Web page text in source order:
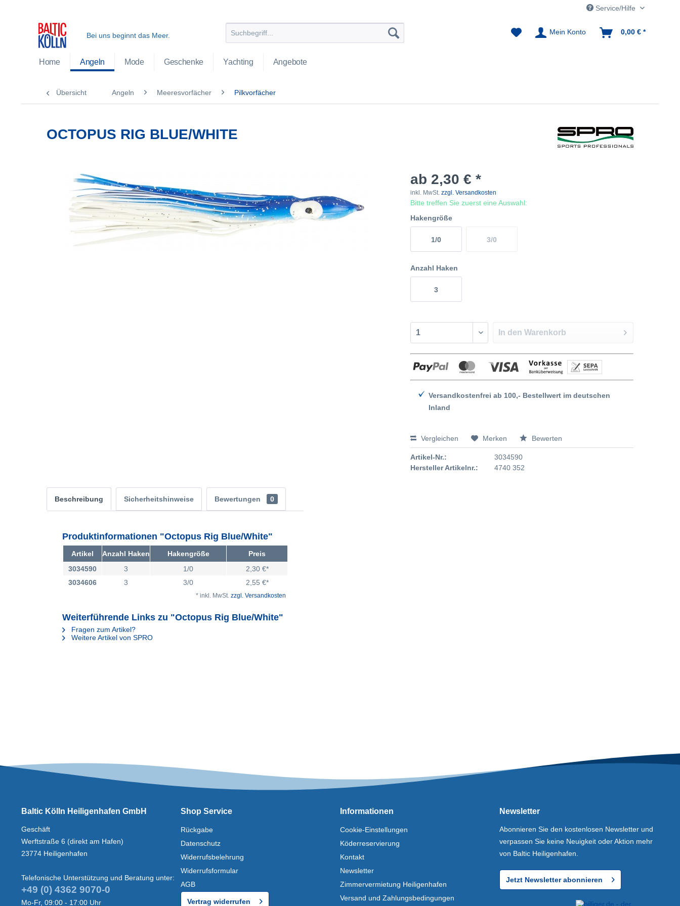
Service/Hilfe
Bei uns beginnt das Meer. Mein Konto 0,00 € *
Home Angeln Mode Geschenke Yachting Angebote
Übersicht Angeln Meeresvorfächer Pilkvorfächer
OCTOPUS RIG BLUE/WHITE
ab 2,30 € *
inkl. MwSt.zzgl. Versandkosten
Bitte treffen Sie zuerst eine Auswahl:
Hakengröße
1/0 3/0
Anzahl Haken
3
In den Warenkorb
Versandkostenfrei ab 100,- Bestellwert im deutschen
Inland
Vergleichen Merken Bewerten
Artikel-Nr.:
3034590
Hersteller Artikelnr.:
4740 352
Beschreibung Sicherheitshinweise Bewertungen 0
Produktinformationen "Octopus Rig Blue/White"
Artikel Anzahl Haken Hakengröße
Preis
3034590
3 1/0
2,30 €*
3034606
3 3/0 2,55 €*
* inkl. MwSt. zzgl. Versandkosten
Weiterführende Links zu "Octopus Rig Blue/White"
Fragen zum Artikel?
Weitere Artikel von SPRO
Baltic Kölln Heiligenhafen GmbH
Geschäft
Werftstraße 6 (direkt am Hafen)
23774 Heiligenhafen
Telefonische Unterstützung und Beratung unter:
+49 (0) 4362 9070-0
Mo-Fr, 09:00 - 17:00 Uhr
Shop Service
Rückgabe
Datenschutz
Widerrufsbelehrung
Widerrufsformular
AGB
Vertrag widerrufen
Informationen
Cookie-Einstellungen
Köderreservierung
Kontakt
Newsletter
Zimmervermietung Heiligenhafen
Versand und Zahlungsbedingungen
Newsletter
Abonnieren Sie den kostenlosen Newsletter und
verpassen Sie keine Neuigkeit oder Aktion mehr
von Baltic Heiligenhafen.
Jetzt Newsletter abonnieren